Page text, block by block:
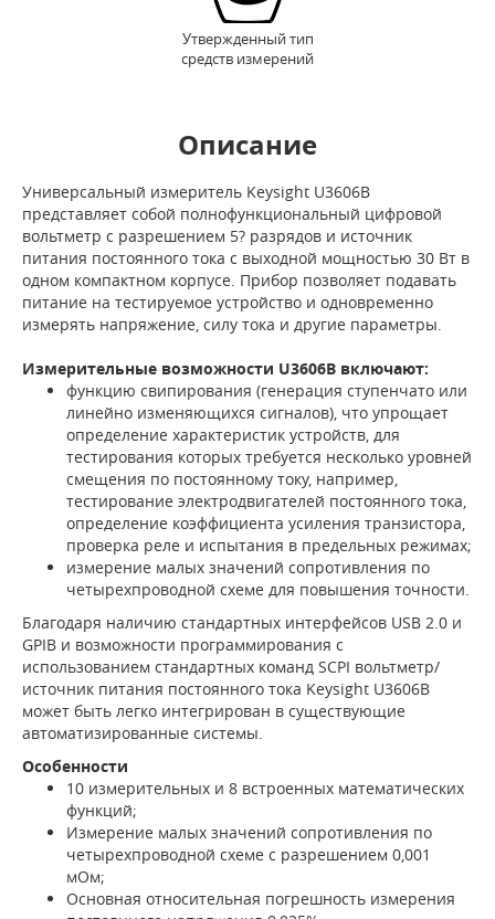
Утвержденный тип
средств измерений
Описание
Универсальный измеритель Keysight U3606B
представляет собой полнофункциональный цифровой
вольтметр с разрешением 5? разрядов и источник
питания постоянного тока с выходной мощностью 30 Вт в
одном компактном корпусе. Прибор позволяет подавать
питание на тестируемое устройство и одновременно
измерять напряжение, силу тока и другие параметры.
Измерительные возможности U3606B включают:
функцию свипирования (генерация ступенчато или
линейно изменяющихся сигналов), что упрощает
определение характеристик устройств, для
тестирования которых требуется несколько уровней
смещения по постоянному току, например,
тестирование электродвигателей постоянного тока,
определение коэффициента усиления транзистора,
проверка реле и испытания в предельных режимах;
измерение малых значений сопротивления по
четырехпроводной схеме для повышения точности.
Благодаря наличию стандартных интерфейсов USB 2.0 и
GPIB и возможности программирования с
использованием стандартных команд SCPI вольтметр/
источник питания постоянного тока Keysight U3606B
может быть легко интегрирован в существующие
автоматизированные системы.
Особенности
10 измерительных и 8 встроенных математических
функций;
Измерение малых значений сопротивления по
четырехпроводной схеме с разрешением 0,001
мОм;
Основная относительная погрешность измерения